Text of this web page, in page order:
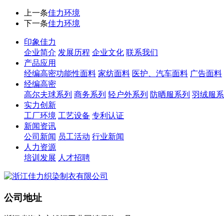
上一条佳力环境
下一条佳力环境
印象佳力
企业简介 发展历程 企业文化 联系我们
产品应用
经编高密功能性面料 家纺面料 医护、汽车面料 广告面料
经编高密
高尔夫球系列 商务系列 轻户外系列 防晒服系列 羽绒服
实力创新
工厂环境 工艺设备 专利认证
新闻资讯
公司新闻 员工活动 行业新闻
人力资源
培训发展 人才招聘
公司地址